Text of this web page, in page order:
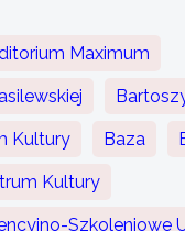
Maximum
Kultury Baza
Kultury
Szkoleniowe